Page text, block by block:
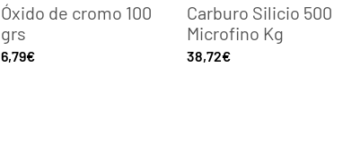
Óxido de cromo 100
grs
6,79€
Carburo Silicio 500
Microfino Kg
38,72€